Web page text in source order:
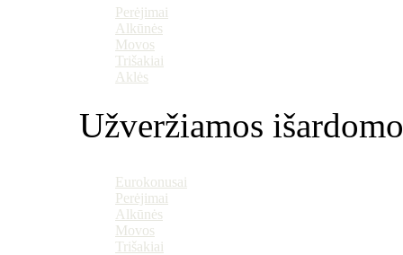
Perėjimai
Alkūnės
Movos
Trišakiai
Aklės
Užveržiamos
Eurokonusai
Perėjimai
Alkūnės
Movos
Trišakiai